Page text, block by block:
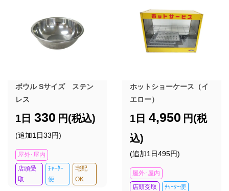
ボウル Sサイズ ステン
レス
1日 330 円(税込)
(追加1日33円)
屋外･屋内
店頭受
取
ﾁｬｰﾀｰ
便
宅配
OK
ホットショーケース（イ
エロー）
1日 4,950 円(税
込)
(追加1日495円)
屋外･屋内
店頭受取
ﾁｬｰﾀｰ便